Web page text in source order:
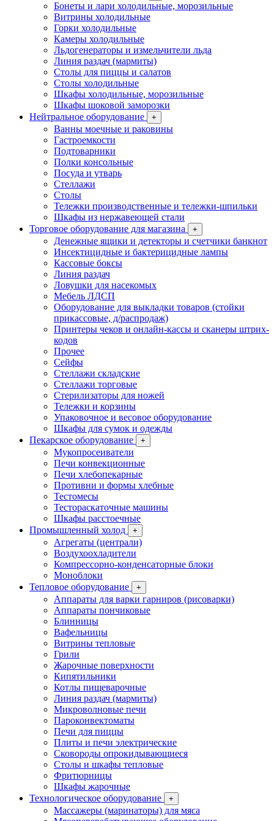
Бонеты и лари холодильные, морозильные
Витрины холодильные
Горки холодильные
Камеры холодильные
Льдогенераторы и измельчители льда
Линия раздач (мармиты)
Столы для пиццы и салатов
Столы холодильные
Шкафы холодильные, морозильные
Шкафы шоковой заморозки
Нейтральное оборудование
+
Ванны моечные и раковины
Гастроемкости
Подтоварники
Полки консольные
Посуда и утварь
Стеллажи
Столы
Тележки производственные и тележки-шпильки
Шкафы из нержавеющей стали
Торговое оборудование для магазина
+
Денежные ящики и детекторы и счетчики банкнот
Инсектицидные и бактерицидные лампы
Кассовые боксы
Линия раздач
Ловушки для насекомых
Мебель ЛДСП
Оборудование для выкладки товаров (стойки
прикассовые, д/распродаж)
Принтеры чеков и онлайн-кассы и сканеры штрих-
кодов
Прочее
Сейфы
Стеллажи складские
Стеллажи торговые
Стерилизаторы для ножей
Тележки и корзины
Упаковочное и весовое оборудование
Шкафы для сумок и одежды
Пекарское оборудование
+
Мукопросеиватели
Печи конвекционные
Печи хлебопекарные
Противни и формы хлебные
Тестомесы
Тестораскаточные машины
Шкафы расстоечные
Промышленный холод
+
Агрегаты (централи)
Воздухоохладители
Компрессорно-конденсаторные блоки
Моноблоки
Тепловое оборудование
+
Аппараты для варки гарниров (рисоварки)
Аппараты пончиковые
Блинницы
Вафельницы
Витрины тепловые
Грили
Жарочные поверхности
Кипятильники
Котлы пищеварочные
Линия раздач (мармиты)
Микроволновые печи
Пароконвектоматы
Печи для пиццы
Плиты и печи электрические
Сковороды опрокидывающиеся
Столы и шкафы тепловые
Фритюрницы
Шкафы жарочные
Технологическое оборудование
+
Массажеры (маринаторы) для мяса